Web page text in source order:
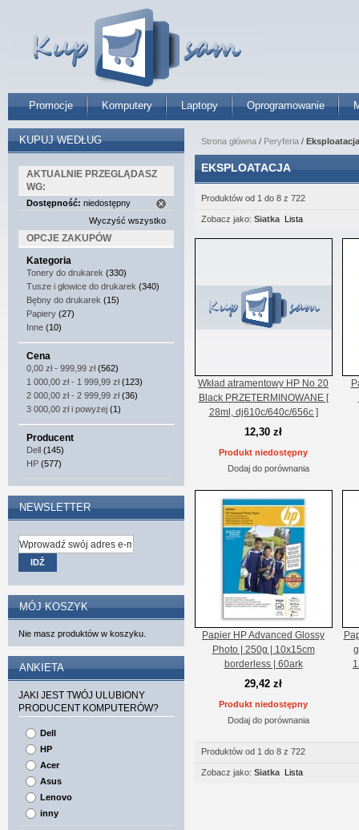
Promocje Komputery Laptopy Oprogramowanie
Strona główna / Peryferia / Eksploatacja
EKSPLOATACJA
Produktów od 1 do 8 z 722
Zobacz jako: Siatka Lista
Wkład atramentowy HP No 20
Black PRZETERMINOWANE [
28ml, dj610c/640c/656c ]
12,30 zł
Produkt niedostępny
Dodaj do porównania
Papier HP Advanced Glossy
Photo | 250g | 10x15cm
borderless | 60ark
29,42 zł
Produkt niedostępny
Dodaj do porównania
Produktów od 1 do 8 z 722
Zobacz jako: Siatka Lista
KUPUJ WEDŁUG
AKTUALNIE PRZEGLĄDASZ
WG:
Dostępność: niedostępny
Wyczyść wszystko
OPCJE ZAKUPÓW
Kategoria
Tonery do drukarek (330)
Tusze i głowice do drukarek (340)
Bębny do drukarek (15)
Papiery (27)
Inne (10)
Cena
0,00 zł- 999,99 zł(562)
1 000,00 zł- 1 999,99 zł(123)
2 000,00 zł- 2 999,99 zł(36)
3 000,00 złi powyżej (1)
Producent
Dell (145)
HP (577)
NEWSLETTER
IDŹ
MÓJ KOSZYK
Nie masz produktów w koszyku.
ANKIETA
JAKI JEST TWÓJ ULUBIONY
PRODUCENT KOMPUTERÓW?
Dell
HP
Acer
Asus
Lenovo
inny